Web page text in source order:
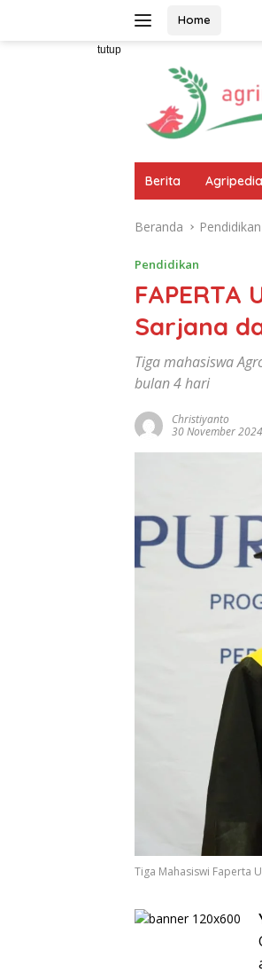
Home
tutup
Berita Agripedia
Beranda Pendidikan
Pendidikan
FAPERTA
Sarjana
Tiga mahasiswa
bulan 4 hari
Christiyanto
30 November 2024
Tiga Mahasiswi Faperta